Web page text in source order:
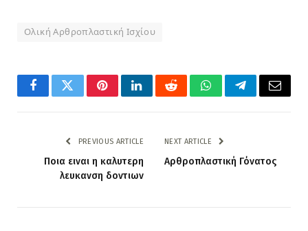
Ολική Αρθροπλαστική Ισχίου
FacebookTwitterPinterestLinkedInRedditWhatsAppTelegramEmail
PREVIOUS ARTICLE
Ποια ειναι η καλυτερη
λευκανση δοντιων
NEXT ARTICLE
Αρθροπλαστική Γόνατος